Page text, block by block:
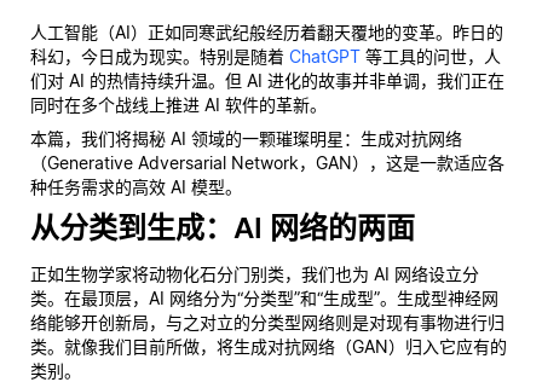
人工智能（AI）正如同寒武纪般经历着翻天覆地的变革。昨日的
科幻，今日成为现实。特别是随着 ChatGPT 等工具的问世，人
们对 AI 的热情持续升温。但 AI 进化的故事并非单调，我们正在
同时在多个战线上推进 AI 软件的革新。
本篇，我们将揭秘 AI 领域的一颗璀璨明星：生成对抗网络
（Generative Adversarial Network，GAN），这是一款适应各
种任务需求的高效 AI 模型。
从分类到生成：AI 网络的两面
正如生物学家将动物化石分门别类，我们也为 AI 网络设立分
类。在最顶层，AI 网络分为“分类型”和“生成型”。生成型神经网
络能够开创新局，与之对立的分类型网络则是对现有事物进行归
类。就像我们目前所做，将生成对抗网络（GAN）归入它应有的
类别。